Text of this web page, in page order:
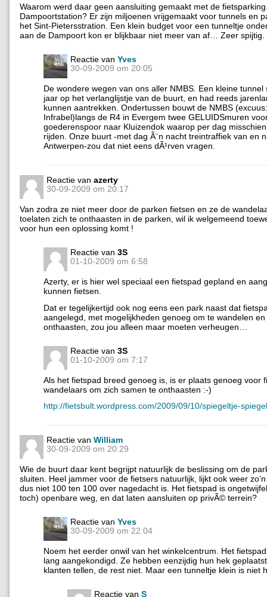
Waarom werd daar geen aansluiting gemaakt met de
Dampoortstation? Er zijn miljoenen vrijgemaakt voor tunnels en
het Sint-Pietersstration. Een klein budget voor een tunneltje
aan de Dampoort kon er blijkbaar niet meer van af… Zeer spijtig.
Reactie van Yves
30-09-2009 om 20:05
De wondere wegen van ons aller NMBS. Een kleine tunnel
jaar op het verlanglijstje van de buurt, en had reeds
kunnen aantrekken. Ondertussen bouwt de NMBS (excuus:
Infrabel)langs de R4 in Evergem twee GELUIDSmuren
goederenspoor naar Kluizendok waarop per dag
rijden. Onze buurt -met dag Ã¨n nacht treintraffiek van en
Antwerpen-zou dat niet eens dÃ¹rven vragen.
Reactie van azerty
30-09-2009 om 20:17
Van zodra ze niet meer door de parken fietsen en ze de
toelaten zich te onthaasten in de parken, wil ik welgemeend
voor hun een oplossing komt !
Reactie van 3S
01-10-2009 om 6:58
Azerty, er is hier wel speciaal een fietspad gepland en
kunnen fietsen.
Dat er tegelijkertijd ook nog eens een park naast dat
aangelegd, met mogelijkheden genoeg om te wandelen en
onthaasten, zou jou alleen maar moeten verheugen…
Reactie van 3S
01-10-2009 om 7:17
Als het fietspad breed genoeg is, is er plaats genoeg voor
wandelaars om zich samen te onthaasten :-)
http://fietsbult.wordpress.com/2009/09/10/spiegeltje-
Reactie van William
30-09-2009 om 20:29
Wie de buurt daar kent begrijpt natuurlijk de beslissing om de
sluiten. Heel jammer voor de fietsers natuurlijk, lijkt ook weer
dus niet 100 ten 100 over nagedacht is. Het fietspad is
toch) openbare weg, en dat laten aansluiten op privÃ© terrein?
Reactie van Yves
30-09-2009 om 22:04
Noem het eerder onwil van het winkelcentrum. Het
lang aangekondigd. Ze hebben eenzijdig hun hek
klanten tellen, de rest niet. Maar een tunneltje klein is niet
Reactie van S